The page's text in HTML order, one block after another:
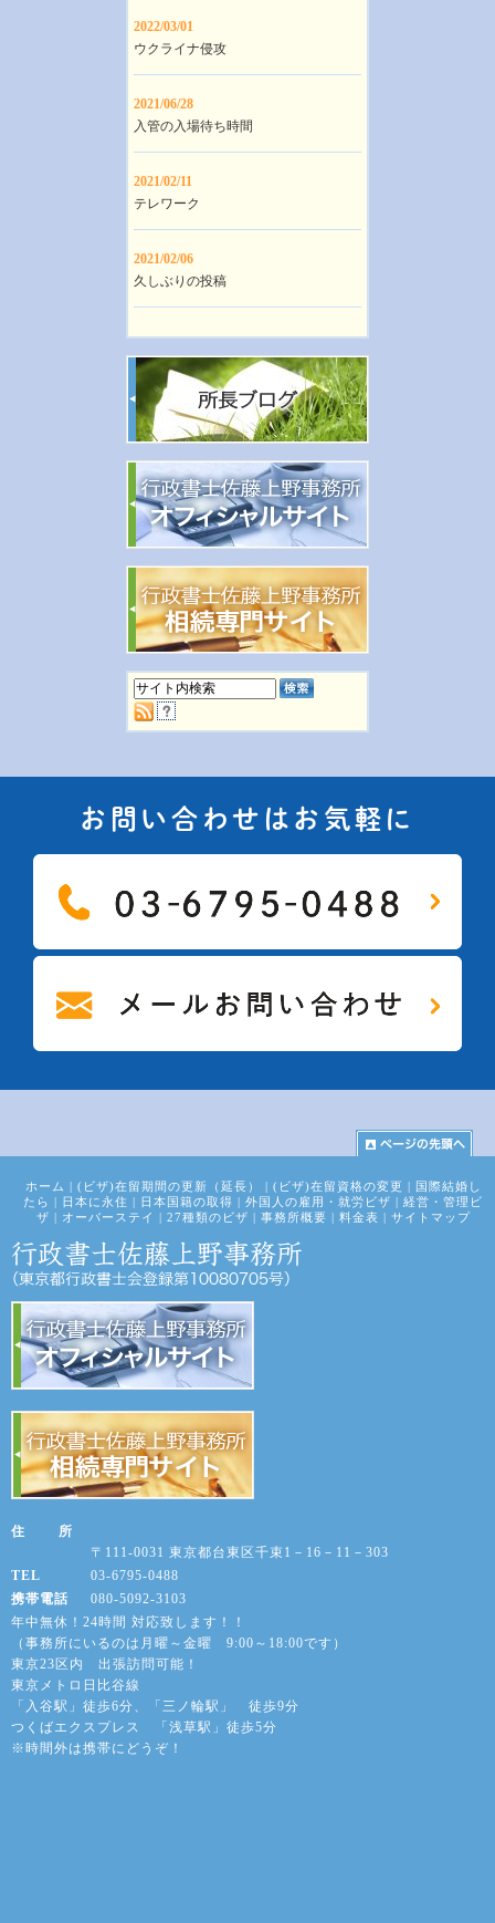
2022/03/01
ウクライナ侵攻
2021/06/28
入管の入場待ち時間
2021/02/11
テレワーク
2021/02/06
久しぶりの投稿
お問い合わせはお気軽に
ホーム | (ビザ)在留期間の更新（延長） | (ビザ)在留資格の変更 | 国際結婚し
たら | 日本に永住 | 日本国籍の取得 | 外国人の雇用・就労ビザ | 経営・管理ビ
ザ | オーバーステイ | 27種類のビザ | 事務所概要 | 料金表 | サイトマップ
住 所
〒111-0031 東京都台東区千束1－16－11－303
TEL
03-6795-0488
携帯電話
080-5092-3103
年中無休！24時間 対応致します！！
（事務所にいるのは月曜～金曜 9:00～18:00です）
東京23区内 出張訪問可能！
東京メトロ日比谷線
「入谷駅」徒歩6分、「三ノ輪駅」 徒歩9分
つくばエクスプレス 「浅草駅」徒歩5分
※時間外は携帯にどうぞ！